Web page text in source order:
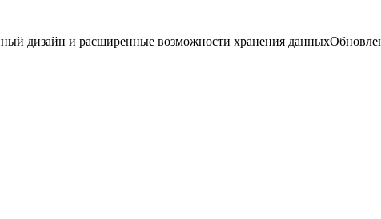
дизайн и расширенные возможности хранения